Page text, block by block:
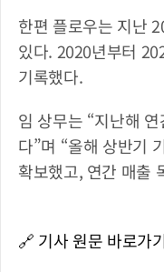
한편 플로우는 지난
있다. 2020년부터
기록했다.
임 상무는 “지난해
다”며 “올해 상반기
확보했고, 연간 매출
🔗 기사 원문 바로가